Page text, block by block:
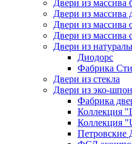
Двери из массива
Двери из массива
Двери из массива
Двери из массива
Двери из
Диодорс
Фабрика
Двери из стекла
Двери из эко-
Фабрика
Коллекция
Коллекция
Петровские